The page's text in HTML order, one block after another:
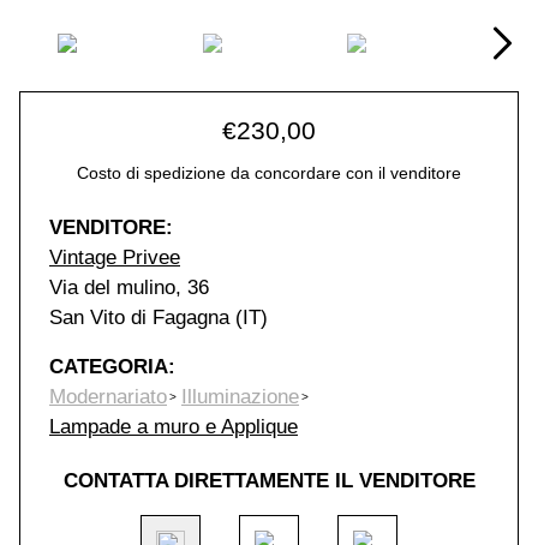
€230,00
Costo di spedizione da concordare con il venditore
VENDITORE:
Vintage Privee
Via del mulino, 36
San Vito di Fagagna (IT)
CATEGORIA:
Modernariato
Illuminazione
Lampade a muro e Applique
CONTATTA DIRETTAMENTE IL VENDITORE